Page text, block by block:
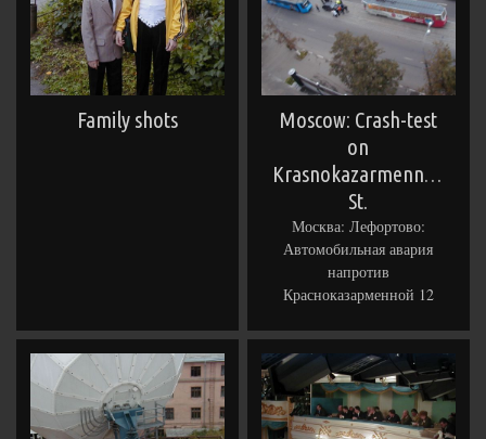
Family shots
Moscow: Crash-test
on
Krasnokazarmennaya
St.
Москва: Лефортово:
Автомобильная авария
напротив
Красноказарменной 12